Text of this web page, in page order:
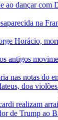
ao dançar com
na
Horácio,
antigos
nas notas do
doa
realizam
de Trump ao